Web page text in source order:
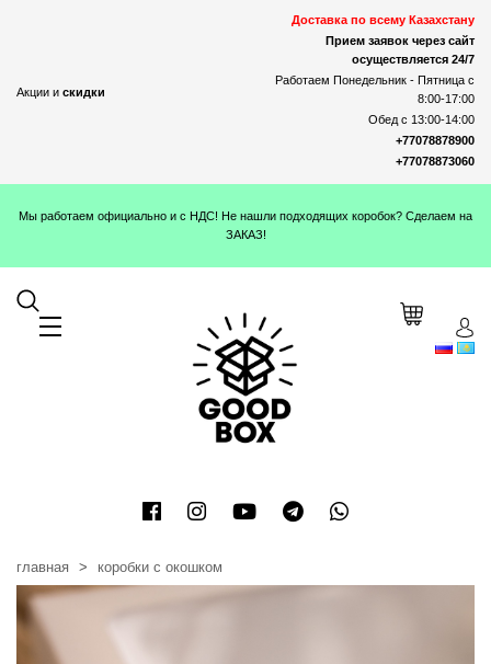
Акции и скидки
Доставка по всему Казахстану
Прием заявок через сайт
осуществляется 24/7
Работаем Понедельник - Пятница с
8:00-17:00
Обед с 13:00-14:00
+77078878900
+77078873060
Мы работаем официально и с НДС! Не нашли подходящих коробок? Сделаем на
ЗАКАЗ!
главная коробки с окошком